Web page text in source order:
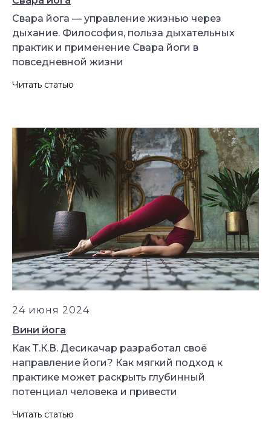
Свара йога — управление жизнью через
дыхание. Философия, польза дыхательных
практик и применение Свара йоги в
повседневной жизни
Читать статью
24 июня 2024
Вини йога
Как Т.К.В. Десикачар разработал своё
направление йоги? Как мягкий подход к
практике может раскрыть глубинный
потенциал человека и привести
Читать статью